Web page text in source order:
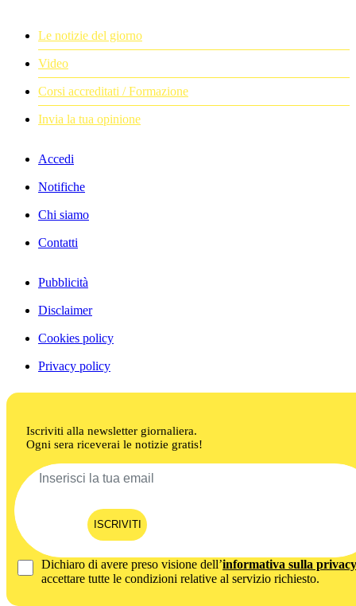
Le notizie del giorno
Video
Corsi accreditati / Formazione
Invia la tua opinione
Accedi
Notifiche
Chi siamo
Contatti
Pubblicità
Disclaimer
Cookies policy
Privacy policy
Iscriviti alla newsletter giornaliera.
Ogni sera riceverai le notizie gratis!
ISCRIVITI
Dichiaro di avere preso visione dell’informativa sulla privacy
accettare tutte le condizioni relative al servizio richiesto.